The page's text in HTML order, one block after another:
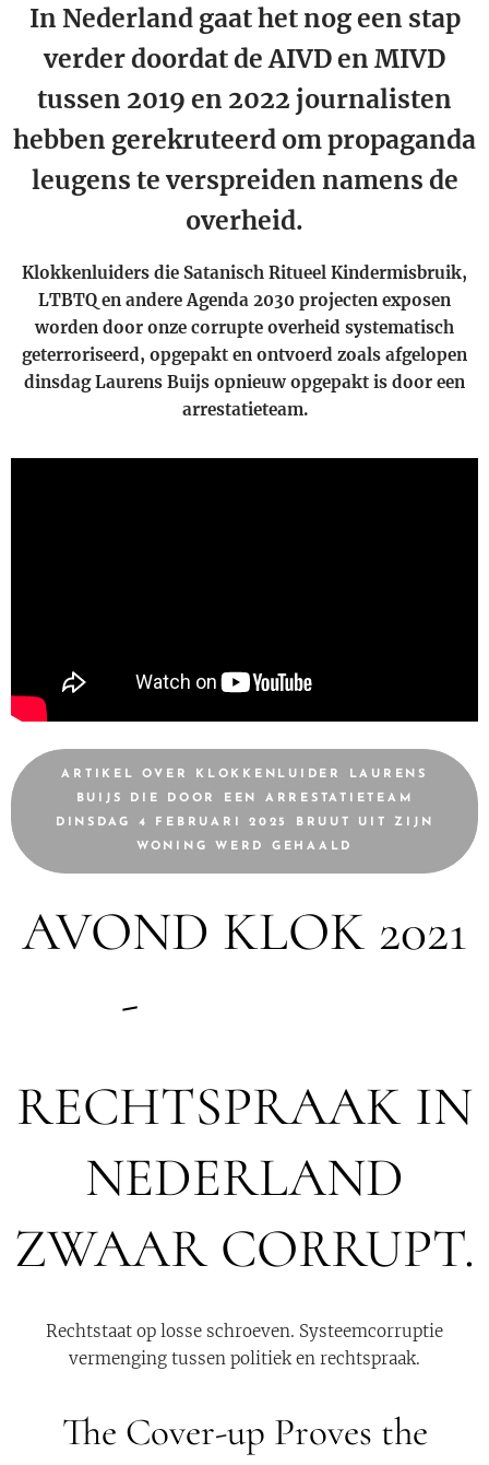
In Nederland gaat het nog een stap
verder doordat de AIVD en MIVD
tussen 2019 en 2022 journalisten
hebben gerekruteerd om propaganda
leugens te verspreiden namens de
overheid.
Klokkenluiders die Satanisch Ritueel Kindermisbruik,
LTBTQ en andere Agenda 2030 projecten exposen
worden door onze corrupte overheid systematisch
geterroriseerd, opgepakt en ontvoerd zoals afgelopen
dinsdag Laurens Buijs opnieuw opgepakt is door een
arrestatieteam.
ARTIKEL OVER KLOKKENLUIDER LAURENS
BUIJS DIE DOOR EEN ARRESTATIETEAM
DINSDAG 4 FEBRUARI 2025 BRUUT UIT ZIJN
WONING WERD GEHAALD
AVOND KLOK 2021
- 💥💥💥
RECHTSPRAAK IN
NEDERLAND
ZWAAR CORRUPT.
Rechtstaat op losse schroeven. Systeemcorruptie
vermenging tussen politiek en rechtspraak.
The Cover-up Proves the